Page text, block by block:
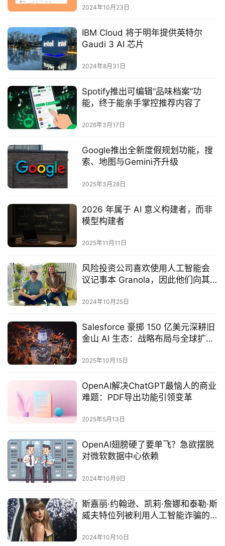
2024年10月23日
IBM Cloud 将于明年提供英特尔
Gaudi 3 AI 芯片
2024年8月31日
Spotify推出可编辑“品味档案”功
能，终于能亲手掌控推荐内容了
2026年3月17日
Google推出全新度假规划功能，搜
索、地图与Gemini齐升级
2025年3月28日
2026 年属于 AI 意义构建者，而非
模型构建者
2025年11月11日
风险投资公司喜欢使用人工智能会
议记事本 Granola，因此他们向其
2024年10月25日
Salesforce 豪掷 150 亿美元深耕旧
金山 AI 生态：战略布局与全球扩张
2025年10月15日
OpenAI解决ChatGPT最恼人的商业
难题：PDF导出功能引领变革
2025年5月13日
OpenAI翅膀硬了要单飞？急欲摆脱
对微软数据中心依赖
2024年10月9日
斯嘉丽·约翰逊、凯莉·詹娜和泰勒·斯
威夫特位列被利用人工智能诈骗的
2024年10月10日